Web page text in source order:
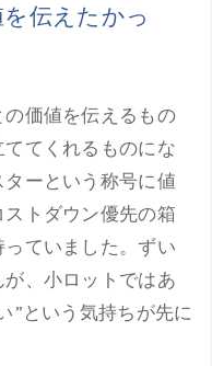
伝えたかっ
価値を伝えるもの
てくれるものにな
ーという称号に値
トダウン優先の箱
ていました。ずい
、小ロットではあ
”という気持ちが先に